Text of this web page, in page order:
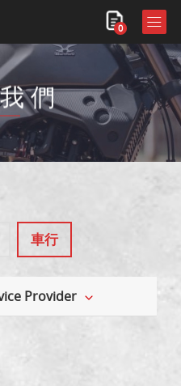
0
們
車行
Provider